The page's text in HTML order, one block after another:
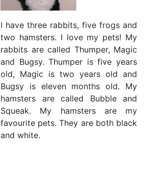
I have three rabbits, five frogs and
two hamsters. I love my pets! My
rabbits are called Thumper, Magic
and Bugsy. Thumper is five years
old, Magic is two years old and
Bugsy is eleven months old. My
hamsters are called Bubble and
Squeak. My hamsters are my
favourite pets. They are both black
and white.